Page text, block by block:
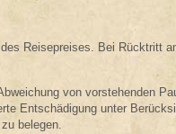
Reisepreises. Bei Rücktritt
von vorstehenden
Entschädigung unter
belegen.